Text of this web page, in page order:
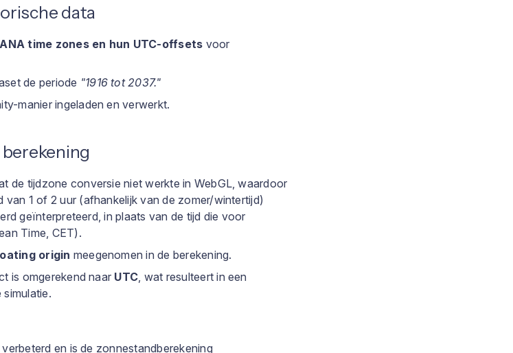
data
time zones en hun UTC-offsets voor
de periode "1916 tot 2037."
manier ingeladen en verwerkt.
de tijdzone conversie niet werkte in WebGL, waardoor
1 of 2 uur (afhankelijk van de zomer/wintertijd)
geïnterpreteerd, in plaats van de tijd die voor
Time, CET).
origin meegenomen in de berekening.
is omgerekend naar UTC, wat resulteert in een
en is de zonnestandberekening